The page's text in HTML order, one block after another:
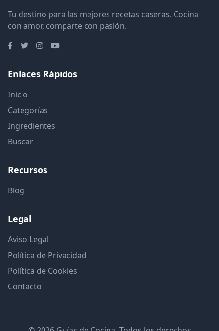
Tu destino para las mejores recetas caseras. Cocina
con amor, comparte con pasión.
Enlaces Rápidos
Inicio
Categorías
Ingredientes
Buscar
Recursos
Blog
Legal
Aviso Legal
Política de Privacidad
Política de Cookies
Contacto